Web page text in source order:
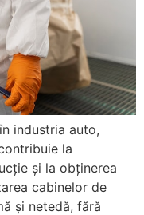
industria auto,
la
și la obținerea
cabinelor de
și netedă, fără